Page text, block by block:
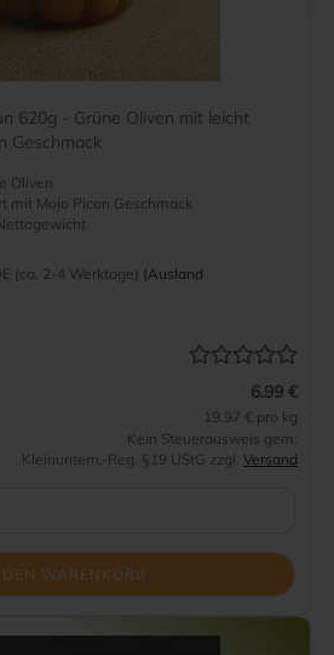
620g - Grüne Oliven mit leicht
Geschmack
Oliven
mit Mojo Picon Geschmack
(ca. 2-4 Werktage) (Ausland
6.99 €
19.97 € pro kg
Kein Steuerausweis gem.
Kleinuntern.-Reg. §19 UStG zzgl. Versand
WARENKORB